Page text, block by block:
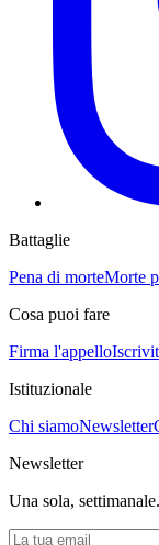
Battaglie
Pena di morteMorte
Cosa puoi fare
Firma l'appello
Istituzionale
Chi siamoNewsletter
Newsletter
Una sola,